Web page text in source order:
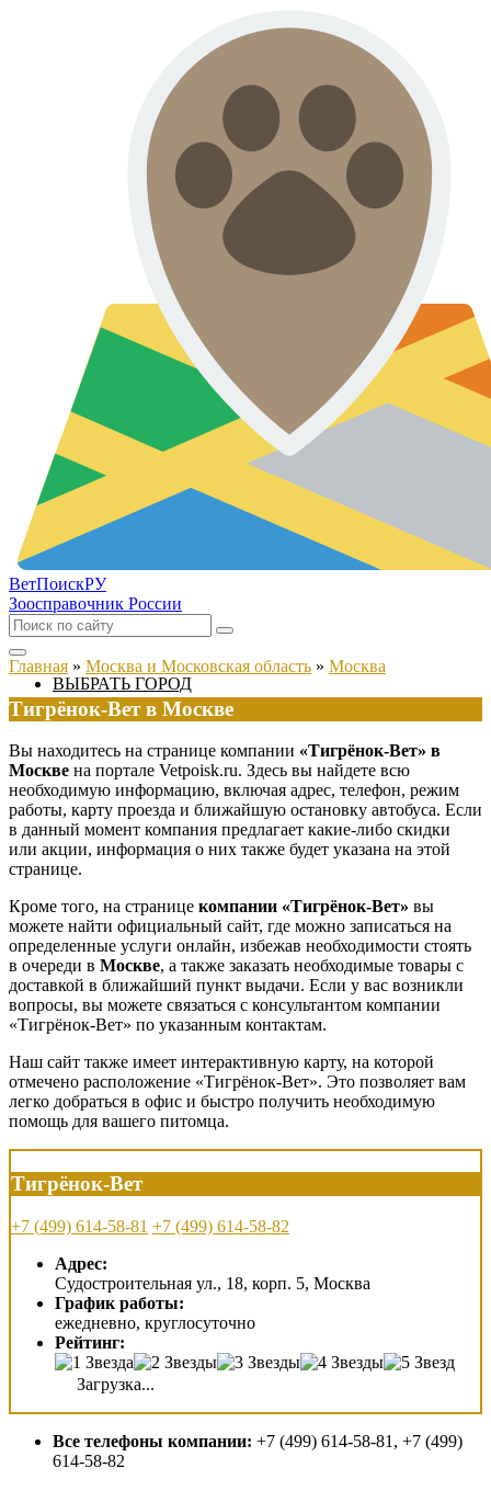
ВетПоискРУ
Зоосправочник России
ВЫБРАТЬ ГОРОД
Главная » Москва и Московская область » Москва
Тигрёнок-Вет в Москве
Вы находитесь на странице компании «Тигрёнок-Вет» в
Москве на портале Vetpoisk.ru. Здесь вы найдете всю
необходимую информацию, включая адрес, телефон, режим
работы, карту проезда и ближайшую остановку автобуса. Если
в данный момент компания предлагает какие-либо скидки
или акции, информация о них также будет указана на этой
странице.
Кроме того, на странице компании «Тигрёнок-Вет» вы
можете найти официальный сайт, где можно записаться на
определенные услуги онлайн, избежав необходимости стоять
в очереди в Москве, а также заказать необходимые товары с
доставкой в ближайший пункт выдачи. Если у вас возникли
вопросы, вы можете связаться с консультантом компании
«Тигрёнок-Вет» по указанным контактам.
Наш сайт также имеет интерактивную карту, на которой
отмечено расположение «Тигрёнок-Вет». Это позволяет вам
легко добраться в офис и быстро получить необходимую
помощь для вашего питомца.
Тигрёнок-Вет
+7 (499) 614-58-81 +7 (499) 614-58-82
Адрес:
Судостроительная ул., 18, корп. 5, Москва
График работы:
ежедневно, круглосуточно
Рейтинг:
Загрузка...
Все телефоны компании: +7 (499) 614-58-81, +7 (499)
614-58-82